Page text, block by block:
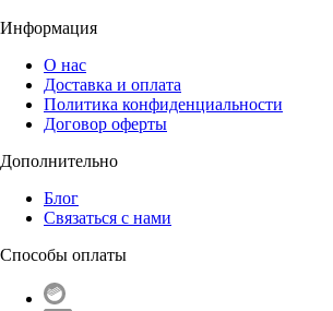
Информация
О нас
Доставка и оплата
Политика конфиденциальности
Договор оферты
Дополнительно
Блог
Связаться с нами
Способы оплаты